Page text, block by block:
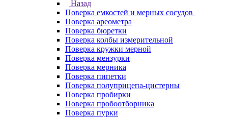
Назад
Поверка емкостей и мерных сосудов
Поверка ареометра
Поверка бюретки
Поверка колбы измерительной
Поверка кружки мерной
Поверка мензурки
Поверка мерника
Поверка пипетки
Поверка полуприцепа-цистерны
Поверка пробирки
Поверка пробоотборника
Поверка пурки